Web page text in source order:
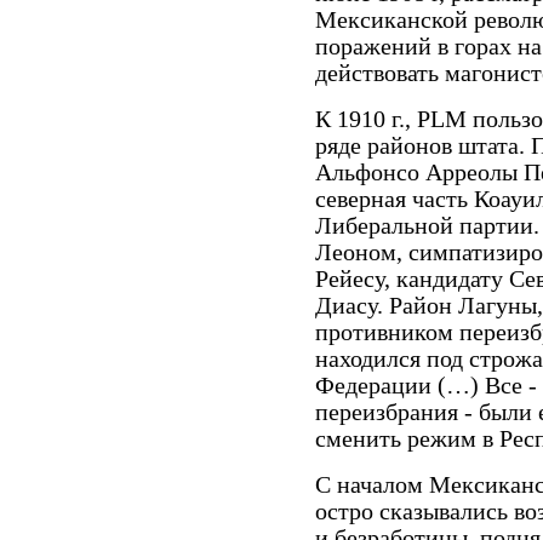
Мексиканской
поражений в горах
действовать
К 1910 г., PLM
ряде районов штата.
Альфонсо Арреолы
северная часть
Либеральной
Леоном,
Рейесу, кандидату
Диасу. Район
противником
находился под
Федерации (…) Все ­-
переизбрания ­- были
сменить режим в
С началом
остро сказывались